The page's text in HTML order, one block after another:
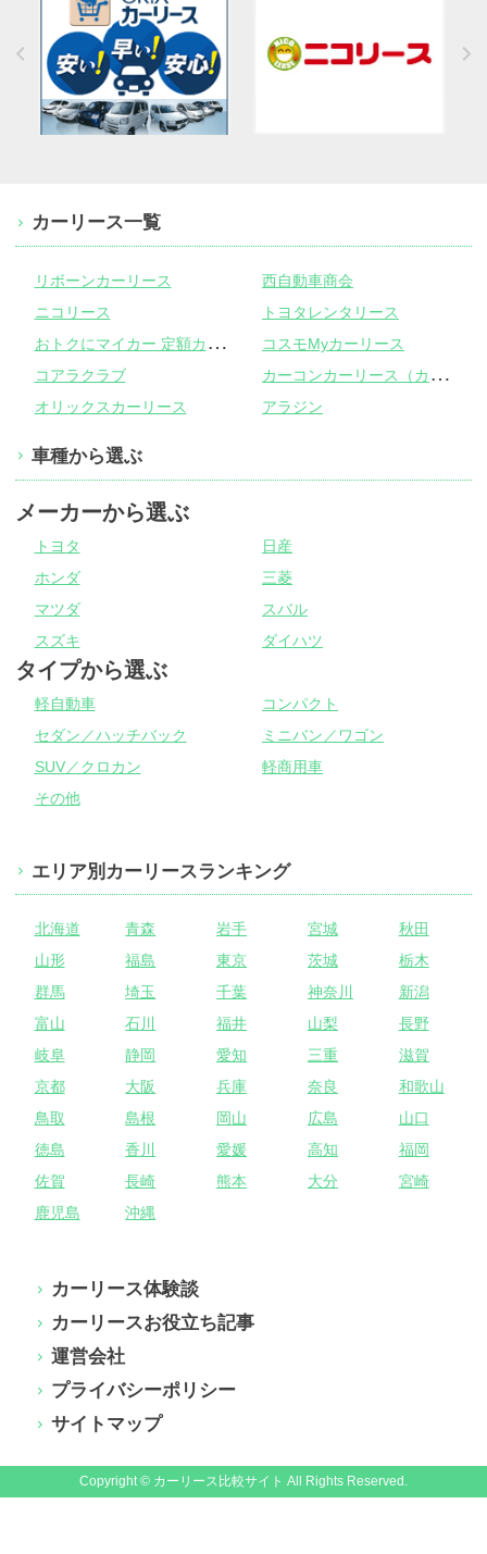
カーリース一覧
リボーンカーリース
西自動車商会
ニコリース
トヨタレンタリース
お
トクにマイカー 定額カルモくん
コスモMyカーリース
コアラクラブ
カ
ーコンカーリース（カーコンビニ倶楽部）
オリックスカーリース アラジン
車種から選ぶ
メーカーから選ぶ
トヨタ
日産
ホンダ
三菱
マツダ
スバル
スズキ
ダイハツ
タイプから選ぶ
軽自動車
コンパクト
セダン／ハッチバック
ミニバン／ワゴン
SUV／クロカン
軽商用車
その他
エリア別カーリースランキング
北海道 青森 岩手 宮城
秋田
山形
福島 東京 茨城
栃木
群馬
埼玉 千葉 神奈川
新潟
富山
石川 福井 山梨
長野
岐阜
静岡 愛知 三重
滋賀
京都
大阪 兵庫 奈良
和歌山
鳥取
島根 岡山 広島
山口
徳島
香川 愛媛 高知
福岡
佐賀
長崎 熊本 大分
宮崎
鹿児島
沖縄
カーリース体験談
カーリースお役立ち記事
運営会社
プライバシーポリシー
サイトマップ
Copyright © カーリース比較サイト All Rights Reserved.